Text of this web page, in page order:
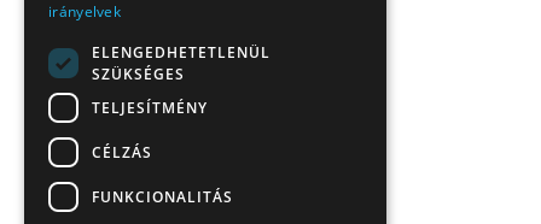
irányelvek
ELENGEDHETETLENÜL
SZÜKSÉGES
TELJESÍTMÉNY
CÉLZÁS
FUNKCIONALITÁS